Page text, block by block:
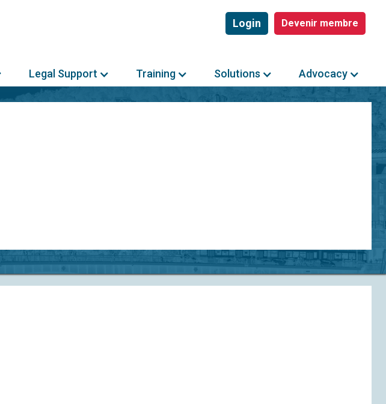
Devenir membre
Login
Legal Support Training Solutions Advocacy